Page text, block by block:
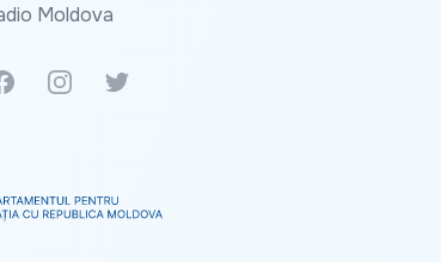
Moldova
InstagramTwitter